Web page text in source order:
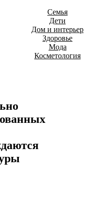
Семья
Дети
Дом и интерьер
Здоровье
Мода
Косметология